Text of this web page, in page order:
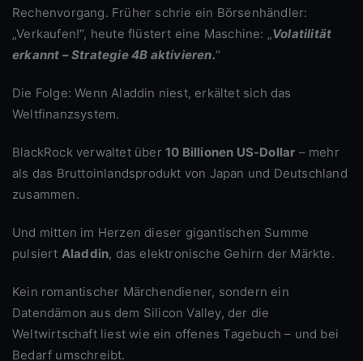
Rechenvorgang. Früher schrie ein Börsenhändler:
„Verkaufen!“, heute flüstert eine Maschine: „Volatilität
erkannt – Strategie 4B aktivieren.“
Die Folge: Wenn Aladdin niest, erkältet sich das
Weltfinanzsystem.
BlackRock verwaltet über10 Billionen US-Dollar – mehr
als das Bruttoinlandsprodukt von Japan und Deutschland
zusammen.
Und mitten im Herzen dieser gigantischen Summe
pulsiert Aladdin, das elektronische Gehirn der Märkte.
Kein romantischer Märchendiener, sondern ein
Datendämon aus dem Silicon Valley, der die
Weltwirtschaft liest wie ein offenes Tagebuch – und bei
Bedarf umschreibt.